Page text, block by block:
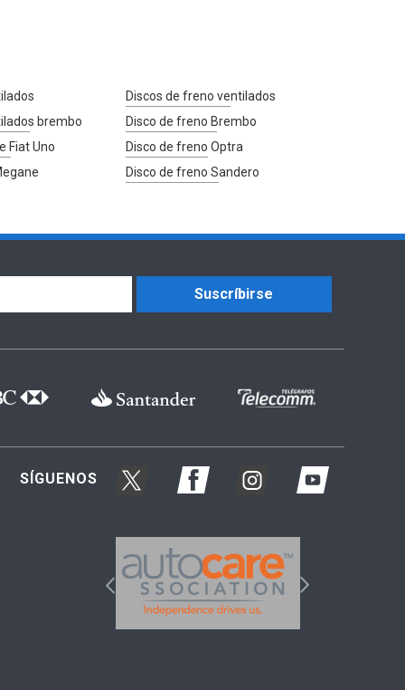
Discos de freno ventilados
brembo
Disco de freno Brembo
Fiat Uno
Disco de freno Optra
Disco de freno Sandero
Suscríbirse
SÍGUENOS